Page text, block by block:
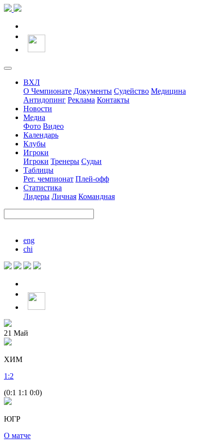
ВХЛ
О Чемпионате Документы Судейство Медицина
Антидопинг Реклама Контакты
Новости
Медиа
Фото Видео
Календарь
Клубы
Игроки
Игроки Тренеры Судьи
Таблицы
Рег. чемпионат Плей-офф
Статистика
Лидеры Личная Командная
eng
chi
21 Май
ХИМ
1 :2
(0:1 1:1 0:0)
ЮГР
О матче